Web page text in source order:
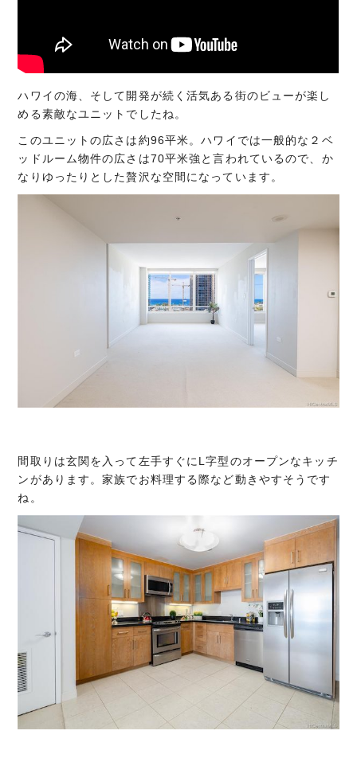
ハワイの海、そして開発が続く活気ある街のビューが楽し
める素敵なユニットでしたね。
このユニットの広さは約96平米。ハワイでは一般的な２ベ
ッドルーム物件の広さは70平米強と言われているので、か
なりゆったりとした贅沢な空間になっています。
間取りは玄関を入って左手すぐにL字型のオープンなキッチ
ンがあります。家族でお料理する際など動きやすそうです
ね。